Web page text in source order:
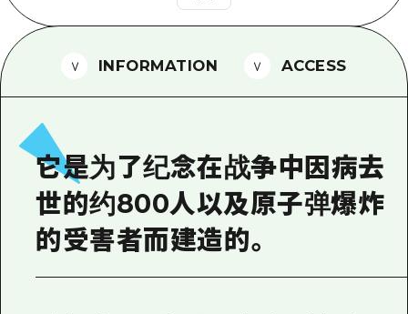
广岛表情周游券
面向外国游客的街角旅游信息中心
通过视频介绍广岛县的魅力！
常见问题解答
照片下载
INFORMATION ACCESS
它是为了纪念在战争中因病去
世的约800人以及原子弹爆炸
的受害者而建造的。